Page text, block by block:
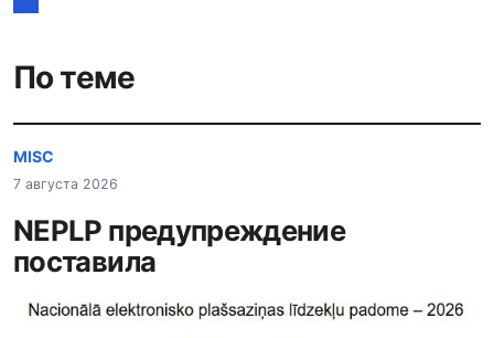
По теме
MISC
7 августа 2026
NEPLP предупреждение
поставила